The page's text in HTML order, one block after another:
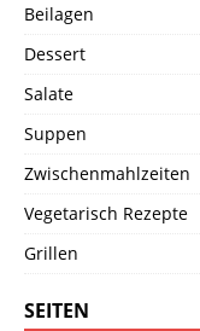
Beilagen
Dessert
Salate
Suppen
Zwischenmahlzeiten
Vegetarisch Rezepte
Grillen
SEITEN